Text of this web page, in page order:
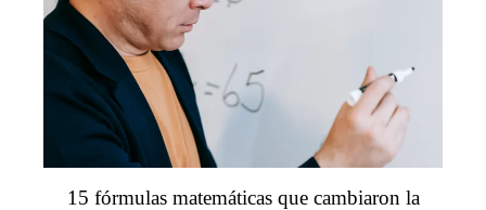
15 fórmulas matemáticas que cambiaron la